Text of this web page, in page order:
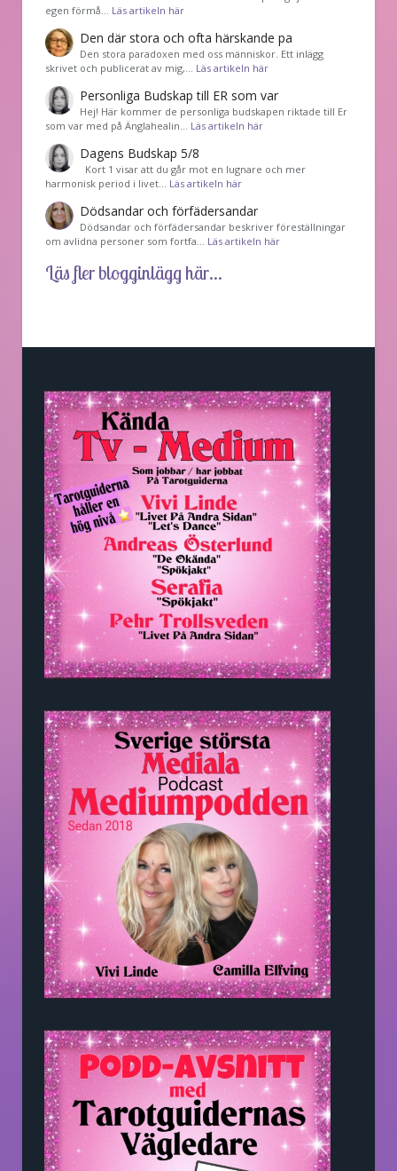
egen förmå… Läs artikeln här
Den där stora och ofta härskande pa
Den stora paradoxen med oss människor. Ett inlägg
skrivet och publicerat av mig,… Läs artikeln här
Personliga Budskap till ER som var
Hej! Här kommer de personliga budskapen riktade till Er
som var med på Änglahealin… Läs artikeln här
Dagens Budskap 5/8
Kort 1 visar att du går mot en lugnare och mer
harmonisk period i livet… Läs artikeln här
Dödsandar och förfädersandar
Dödsandar och förfädersandar beskriver föreställningar
om avlidna personer som fortfa… Läs artikeln här
Läs fler blogginlägg här...